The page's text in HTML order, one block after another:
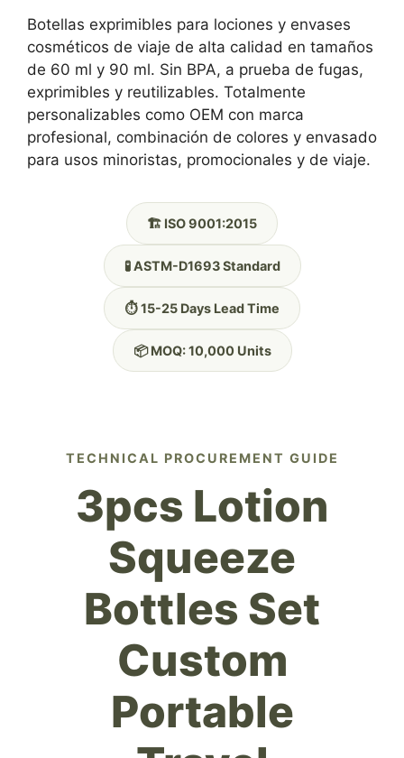
Botellas exprimibles para lociones y envases
cosméticos de viaje de alta calidad en tamaños
de 60 ml y 90 ml. Sin BPA, a prueba de fugas,
exprimibles y reutilizables. Totalmente
personalizables como OEM con marca
profesional, combinación de colores y envasado
para usos minoristas, promocionales y de viaje.
🏗️ ISO 9001:2015
🧪 ASTM-D1693 Standard
⏱️ 15-25 Days Lead Time
📦 MOQ: 10,000 Units
TECHNICAL PROCUREMENT GUIDE
3pcs Lotion
Squeeze
Bottles Set
Custom
Portable